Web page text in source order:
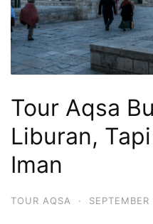
Tour Aqsa
Liburan,
Iman
TOUR AQSA ·